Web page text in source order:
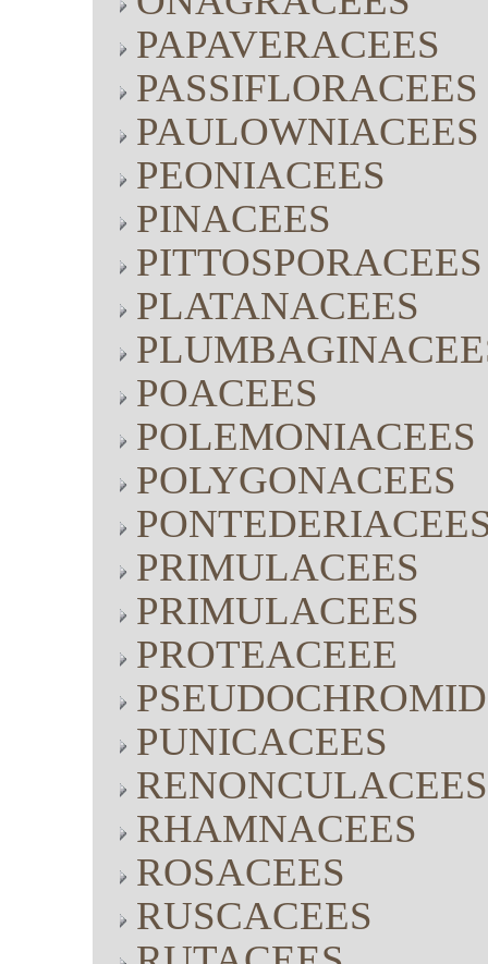
PAPAVERACEES
PASSIFLORACEES
PAULOWNIACEES
PEONIACEES
PINACEES
PITTOSPORACEES
PLATANACEES
POACEES
POLEMONIACEES
POLYGONACEES
PRIMULACEES
PRIMULACEES
PROTEACEEE
PUNICACEES
RENONCULACEES
RHAMNACEES
ROSACEES
RUSCACEES